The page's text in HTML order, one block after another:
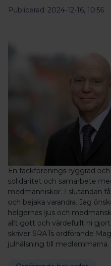
Publicerad: 2024-12-16, 10:56
En fackförenings ryggrad
solidaritet och samarbete
medmänniskor. I slutändan
och bejaka varandra. Jag
helgernas ljus och
allt gott och värdefullt ni
skriver SRATs ordförande
julhälsning till medlemmarna.